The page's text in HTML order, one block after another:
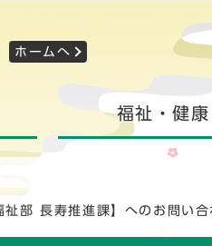
ホームへ
福祉・健康
祉部 長寿推進課】へのお問い合